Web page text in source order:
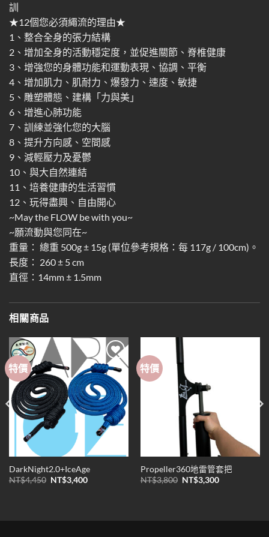
訓
★12個您必須繩流的理由★
1、整合全身的張力結構
2、增加全身的活動穩定度，並促進關節、脊椎健康
3、增強您的身體功能和運動表現、協調、平衡
4、增加肌力、肌耐力、爆發力、速度、敏捷
5、雕塑體態、建構「力與美」
6、增進心肺功能
7、訓練並強化您的大腦
8、提升方向感、空間感
9、減輕壓力及憂鬱
10、與大自然連結
11、培養健康的生活習慣
12、玩得盡興、自由開心
~May the FLOW be with you~
~願流動與您同在~
重量： 總重 500g ± 15g (單位參考規格：每 117g / 100cm)。
長度： 260 ± 5 cm
直徑：14mm ± 1.5mm
相關商品
特價
Add to
wishlist
DarkNight2.0+IceAge
NT$4,450 原
NT$3,400目
特價
Propeller360地雷管套把
NT$3,800 原
NT$3,300目